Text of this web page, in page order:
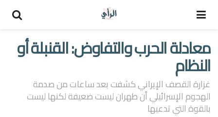
معادلة الحرب والتفاوض: القنبلة أو
النظام
غزارة القصف الإيراني كشفت بعد ساعات من صدمة
الهجوم الإسرائيلي أن طهران ليست ضعيفة لكنها ليست
بالقوة التي تدعيها